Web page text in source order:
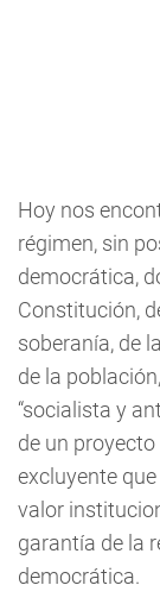
Hoy nos
régimen, sin
democrática,
Constitución,
soberanía, de
de la
“socialista y
de un
excluyente
valor
garantía de la
democrática.